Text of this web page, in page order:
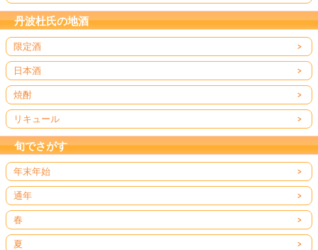
丹波杜氏の地酒
限定酒
日本酒
焼酎
リキュール
旬でさがす
年末年始
通年
春
夏